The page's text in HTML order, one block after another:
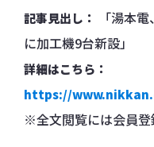
記事見出し：
「湯本
に加工機9台新設」
詳細はこちら：
https://
※全文閲覧には会員登